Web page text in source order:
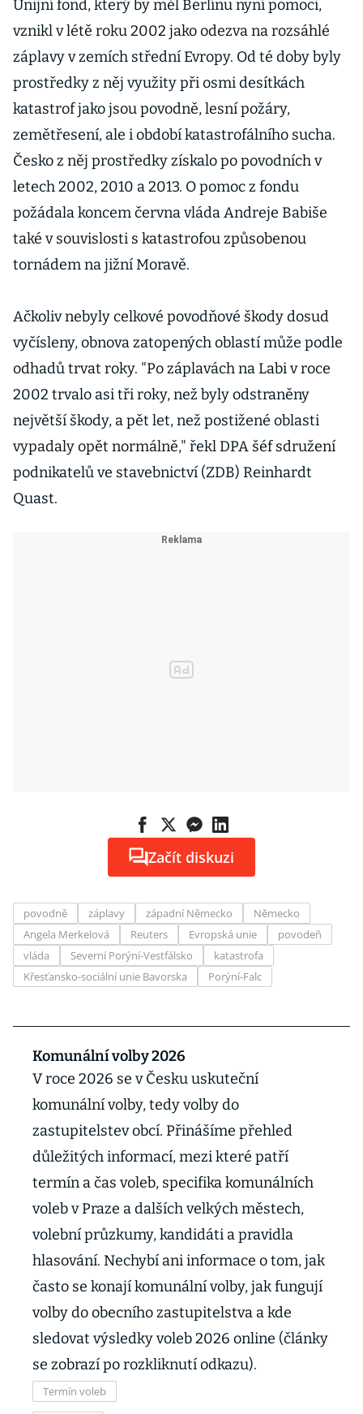
Unijní fond, který by měl Berlínu nyní pomoci,
vznikl v létě roku 2002 jako odezva na rozsáhlé
záplavy v zemích střední Evropy. Od té doby byly
prostředky z něj využity při osmi desítkách
katastrof jako jsou povodně, lesní požáry,
zemětřesení, ale i období katastrofálního sucha.
Česko z něj prostředky získalo po povodních v
letech 2002, 2010 a 2013. O pomoc z fondu
požádala koncem června vláda Andreje Babiše
také v souvislosti s katastrofou způsobenou
tornádem na jižní Moravě.
Ačkoliv nebyly celkové povodňové škody dosud
vyčísleny, obnova zatopených oblastí může podle
odhadů trvat roky. "Po záplavách na Labi v roce
2002 trvalo asi tři roky, než byly odstraněny
největší škody, a pět let, než postižené oblasti
vypadaly opět normálně," řekl DPA šéf sdružení
podnikatelů ve stavebnictví (ZDB) Reinhardt
Quast.
Začít diskuzi
povodně záplavy západní Německo
Německo
Angela Merkelová
Reuters Evropská unie
povodeň
vláda
Severní Porýní-Vestfálsko
katastrofa
Křesťansko-sociální unie Bavorska
Porýní-Falc
Komunální volby 2026
V roce 2026 se v Česku uskuteční
komunální volby, tedy volby do
zastupitelstev obcí. Přinášíme přehled
důležitých informací, mezi které patří
termín a čas voleb, specifika komunálních
voleb v Praze a dalších velkých městech,
volební průzkumy, kandidáti a pravidla
hlasování. Nechybí ani informace o tom, jak
často se konají komunální volby, jak fungují
volby do obecního zastupitelstva a kde
sledovat výsledky voleb 2026 online (články
se zobrazí po rozkliknutí odkazu).
Termín voleb